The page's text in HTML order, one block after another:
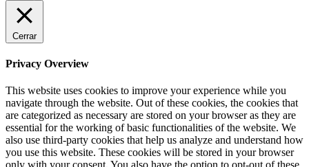
Cerrar
Privacy Overview
This website uses cookies to improve your experience while you
navigate through the website. Out of these cookies, the cookies that
are categorized as necessary are stored on your browser as they are
essential for the working of basic functionalities of the website. We
also use third-party cookies that help us analyze and understand how
you use this website. These cookies will be stored in your browser
only with your consent. You also have the option to opt-out of these